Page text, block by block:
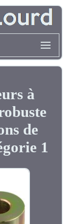
à
de
1